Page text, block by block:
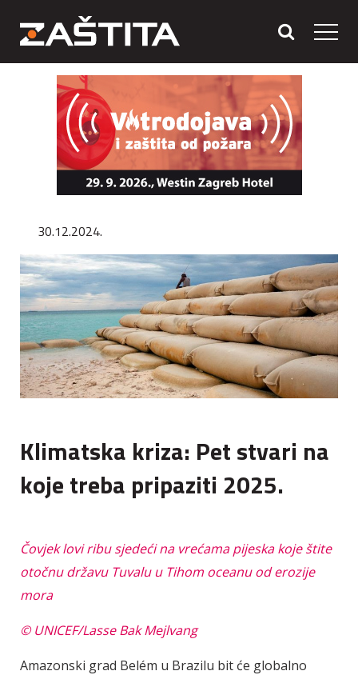
30.12.2024.
Klimatska kriza: Pet stvari na
koje treba pripaziti 2025.
Čovjek lovi ribu sjedeći na vrećama pijeska koje štite
otočnu državu Tuvalu u Tihom oceanu od erozije
mora
© UNICEF/Lasse Bak Mejlvang
Amazonski grad Belém u Brazilu bit će globalno